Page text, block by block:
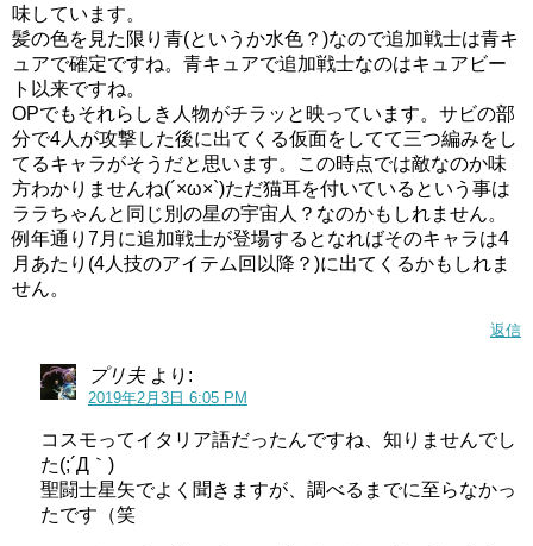
味しています。
髪の色を見た限り青(というか水色？)なので追加戦士は青キ
ュアで確定ですね。青キュアで追加戦士なのはキュアビー
ト以来ですね。
OPでもそれらしき人物がチラッと映っています。サビの部
分で4人が攻撃した後に出てくる仮面をしてて三つ編みをし
てるキャラがそうだと思います。この時点では敵なのか味
方わかりませんね(´×ω×`)ただ猫耳を付いているという事は
ララちゃんと同じ別の星の宇宙人？なのかもしれません。
例年通り7月に追加戦士が登場するとなればそのキャラは4
月あたり(4人技のアイテム回以降？)に出てくるかもしれま
せん。
返信
プリ夫 より:
2019年2月3日 6:05 PM
コスモってイタリア語だったんですね、知りませんでし
た(;´Д｀)
聖闘士星矢でよく聞きますが、調べるまでに至らなかっ
たです（笑